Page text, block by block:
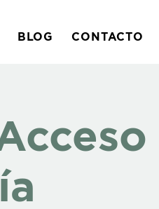
BLOG CONTACTO